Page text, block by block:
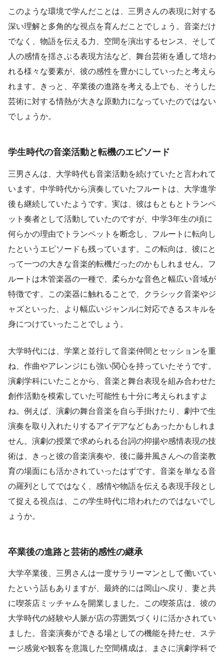
このような環境で学んだことは、三男さんの表現に対する
深い理解と多角的な視点を育んだことでしょう。音楽だけ
でなく、物語を伝える力、空間を演出するセンス、そして
人の感情を揺さぶる表現方法など、舞台芸術を通して培わ
れる様々な要素が、彼の感性を豊かにしていったと考えら
れます。きっと、卒業後の進路を考える上でも、そうした
芸術に対する情熱が大きな原動力になっていたのではない
でしょうか。
学生時代の音楽活動と転機のエピソード
三男さんは、大学時代も音楽活動を続けていたと言われて
います。中学時代から演奏していたフルートは、大学進学
後も継続していたようです。実は、彼はもともとトランペ
ット奏者として活動していたのですが、中学3年生の頃に
何らかの理由でトランペットを断念し、フルートに転向し
たというエピソードも残っています。この転向は、彼にと
って一つの大きな音楽的転機だったのかもしれません。フ
ルートは木管楽器の一種で、柔らかな音色と幅広い音域が
特徴です。この楽器に触れることで、クラシック音楽やジ
ャズといった、より幅広いジャンルに対応できるスキルを
身につけていったことでしょう。
大学時代には、学業と並行して音楽仲間とセッションを重
ね、作曲やアレンジにも強い関心を持っていたそうです。
演劇学科にいたことから、音楽と舞台表現を組み合わせた
創作活動を模索していた可能性も十分に考えられますよ
ね。例えば、演劇の舞台音楽を自ら手掛けたり、劇中で生
演奏を取り入れたりするアイデアなどもあったかもしれま
せん。演劇の授業で求められる台詞の抑揚や感情表現の技
術は、きっと彼の音楽演奏や、後に藤井風さんへの音楽教
育の場面にも活かされていったはずです。音楽を単なる音
の羅列としてではなく、感情や物語を伝える表現手段とし
て捉える視点は、この学生時代に培われたのではないでし
ょうか。
卒業後の進路と芸術的感性の継承
大学卒業後、三男さんは一度サラリーマンとして働いてい
たという話もありますが、最終的には岡山へ戻り、妻と共
に喫茶店ミッチャムを開業しました。この喫茶店は、彼の
大学時代の経験や人脈が店の雰囲気づくりに活かされてい
ました。音楽演奏ができる場としての機能を持たせ、ステ
ージ感覚や観客を意識した空間構成は、まさに演劇学科で